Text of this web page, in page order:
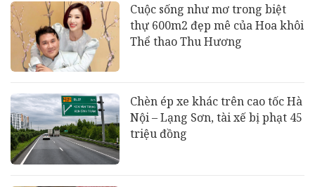
Cuộc sống như mơ trong biệt
thự 600m2 đẹp mê của Hoa khôi
Thể thao Thu Hương
Chèn ép xe khác trên cao tốc Hà
Nội – Lạng Sơn, tài xế bị phạt 45
triệu đồng